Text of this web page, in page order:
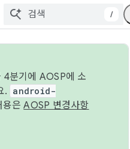
/
4분기에 AOSP에 소
. android-
용은AOSP 변경사항